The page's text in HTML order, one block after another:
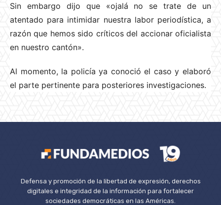
Sin embargo dijo que «ojalá no se trate de un
atentado para intimidar nuestra labor periodística, a
razón que hemos sido críticos del accionar oficialista
en nuestro cantón».
Al momento, la policía ya conoció el caso y elaboró
el parte pertinente para posteriores investigaciones.
Defensa y promoción de la libertad de expresión, derechos
digitales e integridad de la información para fortalecer
sociedades democráticas en las Américas.